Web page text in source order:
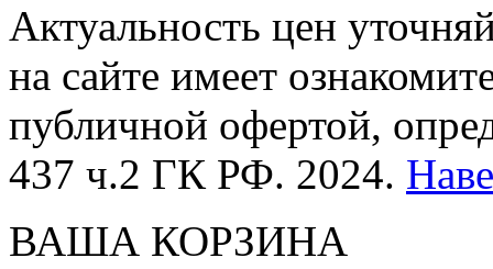
Актуальность цен
на сайте имеет
публичной офертой,
437 ч.2 ГК РФ. 2024.
ВАША КОРЗИНА